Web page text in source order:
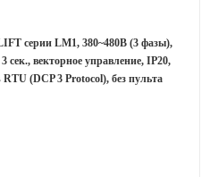
серии LM1, 380~480B (3 фазы),
сек., векторное управление, IP20,
(DCP 3 Protocol), без пульта